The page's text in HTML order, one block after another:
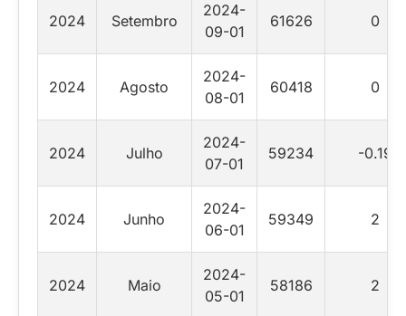
2024 Setembro
2024-
09-01
61626 0
2024 Agosto
2024-
08-01
60418 0
2024 Julho
2024-
07-01
59234 -0.19
2024 Junho
2024-
06-01
59349 2
2024 Maio
2024-
05-01
58186 2